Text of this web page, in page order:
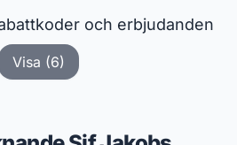
och erbjudanden
Visa (6)